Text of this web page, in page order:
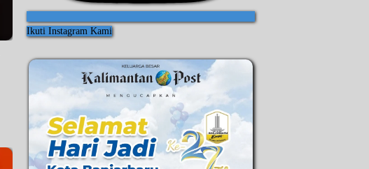
Ikuti Instagram Kami